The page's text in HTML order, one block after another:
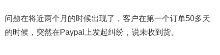
问题在将近两个月的时候出现了，客户在第一个订单50多天
的时候，突然在Paypal上发起纠纷，说未收到货。